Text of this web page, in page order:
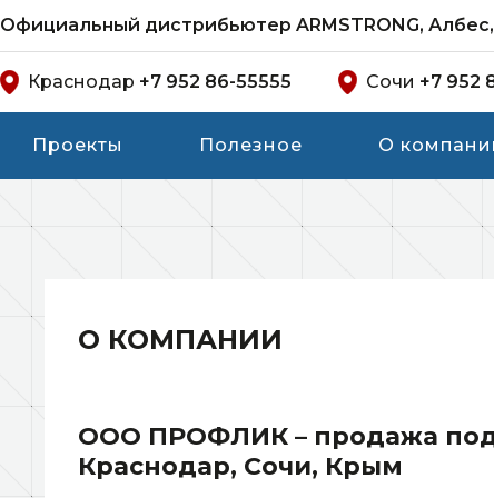
Официальный дистрибьютер ARMSTRONG,
Краснодар +7 952 86-55555 Сочи +7 952
Проекты Полезное О
О КОМПАНИИ
ООО ПРОФЛИК – продажа
Краснодар, Сочи, Крым